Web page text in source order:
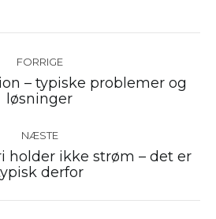
FORRIGE
Forrige
nyhed:
– typiske problemer og
løsninger
NÆSTE
Næste
holder ikke strøm – det er
derfor